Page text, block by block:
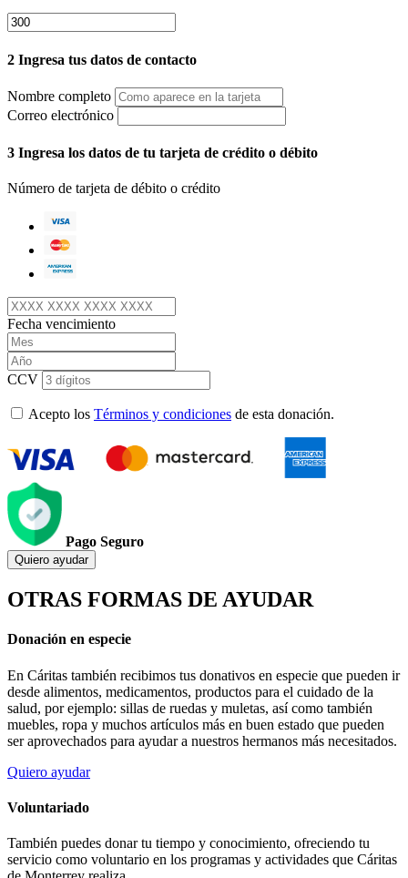
2 Ingresa tus datos de contacto
Nombre completo
Correo electrónico
3 Ingresa los datos de tu tarjeta de crédito o débito
Número de tarjeta de débito o crédito
Fecha vencimiento
CCV
Acepto los Términos y condiciones de esta donación.
Pago Seguro
Quiero ayudar
OTRAS FORMAS DE AYUDAR
Donación en especie
En Cáritas también recibimos tus donativos en especie que pueden ir
desde alimentos, medicamentos, productos para el cuidado de la
salud, por ejemplo: sillas de ruedas y muletas, así como también
muebles, ropa y muchos artículos más en buen estado que pueden
ser aprovechados para ayudar a nuestros hermanos más necesitados.
Quiero ayudar
Voluntariado
También puedes donar tu tiempo y conocimiento, ofreciendo tu
servicio como voluntario en los programas y actividades que Cáritas